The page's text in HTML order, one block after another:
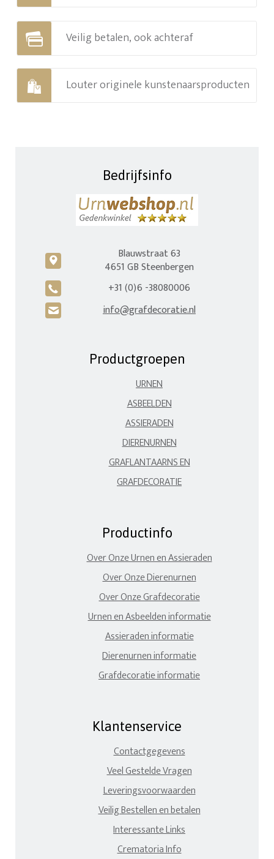
Veilig betalen, ook achteraf
Louter originele kunstenaarsproducten
Bedrijfsinfo
c
Blauwstraat 63
4651 GB Steenbergen
A +31 (0)6 -38080006
H info@grafdecoratie.nl
Productgroepen
URNEN
ASBEELDEN
ASSIERADEN
DIERENURNEN
GRAFLANTAARNS EN
GRAFDECORATIE
Productinfo
Over Onze Urnen en Assieraden
Over Onze Dierenurnen
Over Onze Grafdecoratie
Urnen en Asbeelden informatie
Assieraden informatie
Dierenurnen informatie
Grafdecoratie informatie
Klantenservice
Contactgegevens
Veel Gestelde Vragen
Leveringsvoorwaarden
Veilig Bestellen en betalen
Interessante Links
Crematoria Info